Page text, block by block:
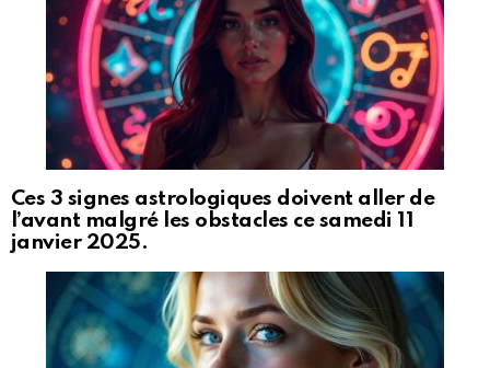
Ces 3 signes astrologiques doivent aller de
l’avant malgré les obstacles ce samedi 11
janvier 2025.